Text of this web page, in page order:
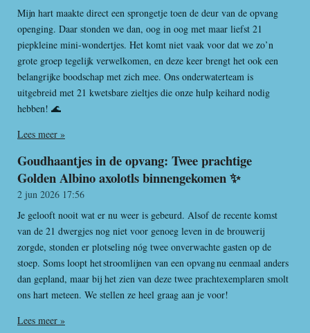
Mijn hart maakte direct een sprongetje toen de deur van de opvang
openging. Daar stonden we dan, oog in oog met maar liefst 21
piepkleine mini-wondertjes. Het komt niet vaak voor dat we zo’n
grote groep tegelijk verwelkomen, en deze keer brengt het ook een
belangrijke boodschap met zich mee. Ons onderwaterteam is
uitgebreid met 21 kwetsbare zieltjes die onze hulp keihard nodig
hebben! 🌊
Lees meer »
Goudhaantjes in de opvang: Twee prachtige
Golden Albino axolotls binnengekomen ✨
2 jun 2026 17:56
Je gelooft nooit wat er nu weer is gebeurd. Alsof de recente komst
van de 21 dwergjes nog niet voor genoeg leven in de brouwerij
zorgde, stonden er plotseling nóg twee onverwachte gasten op de
stoep. Soms loopt het stroomlijnen van een opvang nu eenmaal anders
dan gepland, maar bij het zien van deze twee prachtexemplaren smolt
ons hart meteen. We stellen ze heel graag aan je voor!
Lees meer »